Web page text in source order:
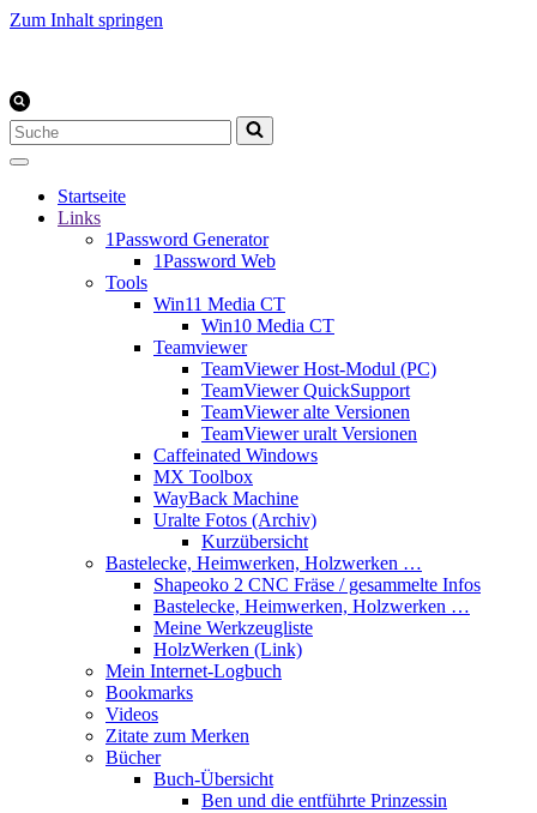
Zum Inhalt springen
Suchen
nach …
Startseite
Links
1Password Generator
1Password Web
Tools
Win11 Media CT
Win10 Media CT
Teamviewer
TeamViewer Host-Modul (PC)
TeamViewer QuickSupport
TeamViewer alte Versionen
TeamViewer uralt Versionen
Caffeinated Windows
MX Toolbox
WayBack Machine
Uralte Fotos (Archiv)
Kurzübersicht
Bastelecke, Heimwerken, Holzwerken …
Shapeoko 2 CNC Fräse / gesammelte Infos
Bastelecke, Heimwerken, Holzwerken …
Meine Werkzeugliste
HolzWerken (Link)
Mein Internet-Logbuch
Bookmarks
Videos
Zitate zum Merken
Bücher
Buch-Übersicht
Ben und die entführte Prinzessin